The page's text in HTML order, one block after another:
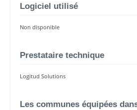
Logiciel utilisé
Non disponible
Prestataire technique
Logitud Solutions
Les communes équipées